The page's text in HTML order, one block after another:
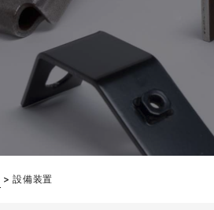
>設備装置